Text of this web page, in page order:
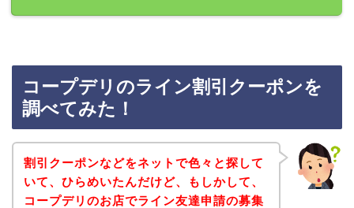
コープデリのライン割引クーポンを
調べてみた！
割引クーポンなどをネットで色々と探して
いて、ひらめいたんだけど、もしかして、
コープデリのお店でライン友達申請の募集